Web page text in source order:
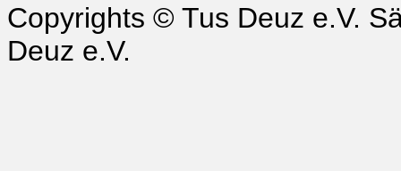
Copyrights © Tus Deuz e.V.
Deuz e.V.